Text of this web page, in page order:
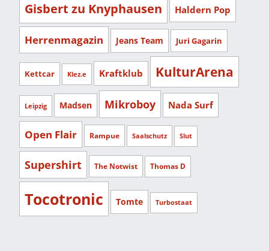
Gisbert zu Knyphausen Haldern Pop
Herrenmagazin Jeans Team Juri Gagarin
Kettcar Klez.e Kraftklub KulturArena
Leipzig Madsen Mikroboy Nada Surf
Open Flair Rampue Saalschutz Slut
Supershirt The Notwist Thomas D
Tocotronic Tomte Turbostaat